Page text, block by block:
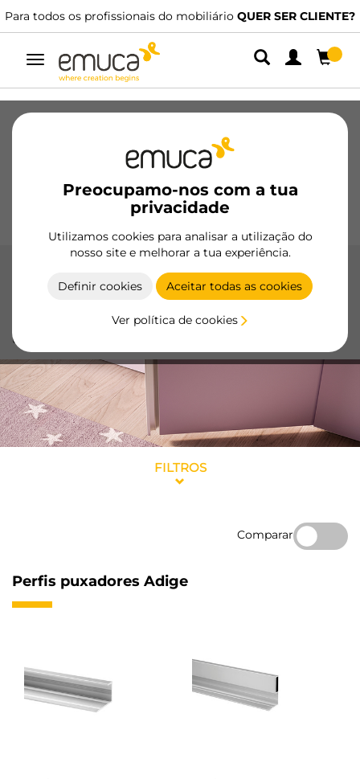
profissionais do mobiliárioQUER SER CLIENTE? Dispomos
Alternar
navegação
Preocupamo-nos com a tua
privacidade
Utilizamos cookies para analisar a utilização do
nosso site e melhorar a tua experiência.
Definir cookies Aceitar todas as cookies
Ver política de cookies
Dobradiças
Cozinha Montagem
Puxadores Bases Expositores
Perfis para portas
estética dos seus móveis, garantindo uma abertura suave e
um design moderno.
FILTROS
Comparar
Perfis puxadores Adige